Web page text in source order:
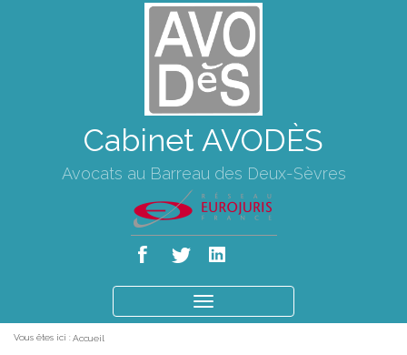
Cabinet AVODÈS
Avocats au Barreau des Deux-Sèvres
le
Vous êtes ici : Accueil